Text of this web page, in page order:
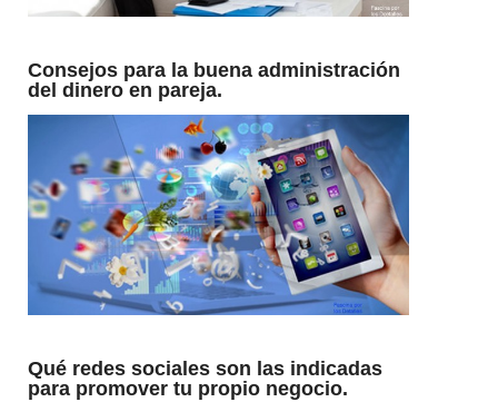
Consejos para la buena administración
del dinero en pareja.
Qué redes sociales son las indicadas
para promover tu propio negocio.